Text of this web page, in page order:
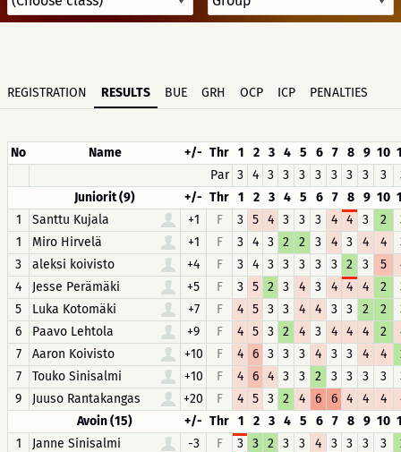
REGISTRATION RESULTS BUE GRH OCP ICP PENALTIES
No Name +/- Thr 1 2 3 4 5 6 7 8 9 10
Par 3 4 3 3 3 3 3 3 3 3
Juniorit (9)
+/- Thr 1 2 3 4 5 6 7 8 9 10
1
Santtu Kujala +1 F 3 5 4 3 3 3 4 4 3 2
1
Miro Hirvelä +1 F 3 4 3 2 2 3 4 3 4 4
3
aleksi koivisto +4 F 3 4 3 3 3 3 3 2 3 5
4
Jesse Perämäki +5 F 3 5 2 3 4 3 4 4 4 2
5
Luka Kotomäki +7 F 4 5 3 3 4 4 3 3 2 2
6
Paavo Lehtola +9 F 4 5 3 2 4 3 4 4 4 2
7
Aaron Koivisto +10 F 4 6 3 3 3 4 3 3 4 4
7
Touko Sinisalmi +10 F 4 6 4 3 3 2 3 3 3 3
9
Juuso Rantakangas +20 F 4 5 3 2 4 6 6 4 4 4
Avoin (15)
+/- Thr 1 2 3 4 5 6 7 8 9 10
1
Janne Sinisalmi -3 F 3 3 2 3 3 4 3 3 3 3